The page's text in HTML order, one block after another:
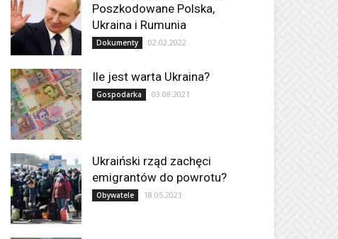
Poszkodowane Polska,
Ukraina i Rumunia
Dokumenty 02.02.2022
Ile jest warta Ukraina?
Gospodarka 03.08.2021
Ukraiński rząd zachęci
emigrantów do powrotu?
Obywatele 18.05.2021